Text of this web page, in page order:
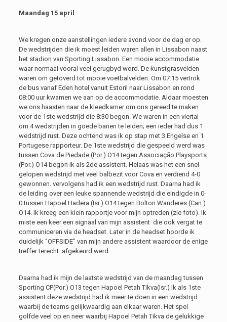
Maandag 15 april
We kregen onze aanstellingen iedere avond voor de dag er op.
De wedstrijden die ik moest leiden waren allen in Lissabon naast
het stadion van Sporting Lissabon. Een mooie accommodatie
waar normaal vooral veel gerugbyd word. De kunstgrasvelden
waren om getoverd tot mooie voetbalvelden. Om 07:15 vertrok
de bus vanaf Eden hotel vanuit Estoril naar Lissabon en rond
08:00 uur kwamen we aan op de accommodatie. Aldaar moesten
we ons haasten naar de kleedkamer om ons gereed te maken
voor de 1ste wedstrijd die 8:30 begon. We waren in een viertal
om 4 wedstrijden in goede banen te leiden; een ieder had dus 1
wedstrijd rust. Deze ochtend was ik op stap met 3 Engelse en 1
Portugese rapporteur. De 1ste wedstrijd die gespeeld werd was
tussen Cova de Piedade (Por.) O14 tegen Associação Playsports
(Por.) O14 begon ik als 2de assistent. Helaas was het een snel
gelopen wedstrijd met veel balbezit voor Cova en verdiend 4-0
gewonnen. vervolgens had ik een wedstrijd rust. Daarna had ik
de leiding over een leuke spannende wedstrijd die eindigde in 0-
0 tussen Hapoel Hadera (Isr.) O14 tegen Bolton Wanderes (Can.)
O14. Ik kreeg een klein rapportje voor mijn optreden (zie foto). Ik
miste een keer een signaal van mijn assistent die ook vergat te
communiceren via de headset. Later in de headset hoorde ik
duidelijk ‘’OFFSIDE’’ van mijn andere assistent waardoor de enige
treffer terecht afgekeurd werd.
Daarna had ik mijn de laatste wedstrijd van de maandag tussen
Sporting CP(Por.) O13 tegen Hapoel Petah Tikva(Isr.) Ik als 1ste
assistent deze wedstrijd had ik meer te doen in een wedstrijd
waarbij de teams gelijkwaardig aan elkaar waren. Het spel
golfde veel op en neer waarbij Hapoel Petah Tikva de gelukkige